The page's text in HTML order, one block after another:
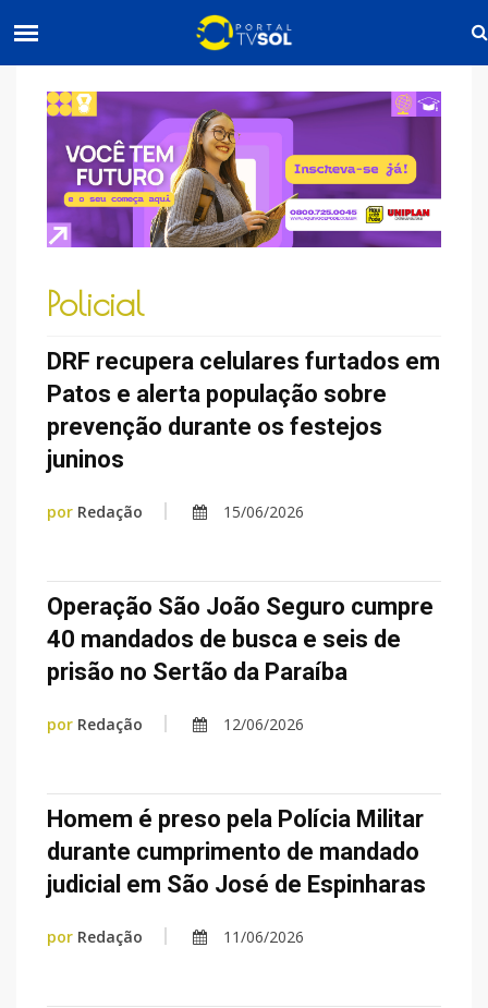
Policial
DRF recupera celulares furtados em
Patos e alerta população sobre
prevenção durante os festejos
juninos
por Redação 15/06/2026
Operação São João Seguro cumpre
40 mandados de busca e seis de
prisão no Sertão da Paraíba
por Redação 12/06/2026
Homem é preso pela Polícia Militar
durante cumprimento de mandado
judicial em São José de Espinharas
por Redação 11/06/2026